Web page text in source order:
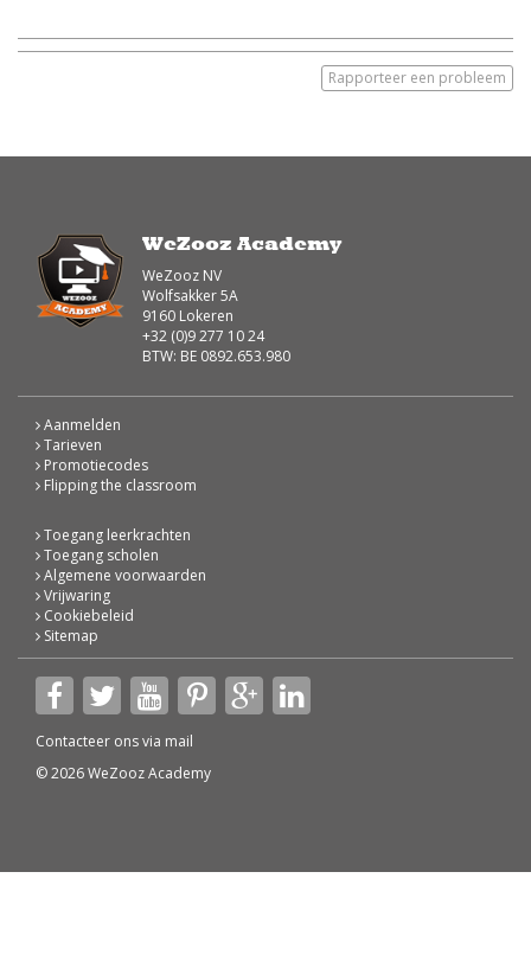
Rapporteer een probleem
WeZooz Academy
WeZooz NV
Wolfsakker 5A
9160 Lokeren
+32 (0)9 277 10 24
BTW: BE 0892.653.980
Aanmelden
Tarieven
Promotiecodes
Flipping the classroom
Toegang leerkrachten
Toegang scholen
Algemene voorwaarden
Vrijwaring
Cookiebeleid
Sitemap
Contacteer ons via mail
© 2026 WeZooz Academy